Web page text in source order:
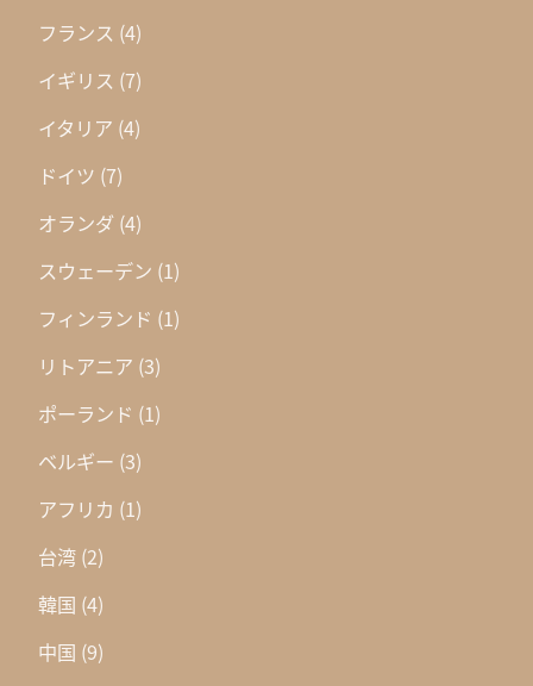
フランス (4)
イギリス (7)
イタリア (4)
ドイツ (7)
オランダ (4)
スウェーデン (1)
フィンランド (1)
リトアニア (3)
ポーランド (1)
ベルギー (3)
アフリカ (1)
台湾 (2)
韓国 (4)
中国 (9)